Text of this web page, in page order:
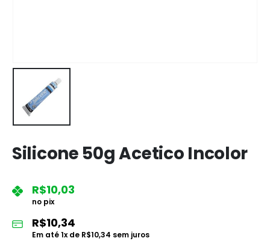
Silicone 50g Acetico Incolor
R$10,03
no pix
R$10,34
Em até1x de R$10,34 sem juros